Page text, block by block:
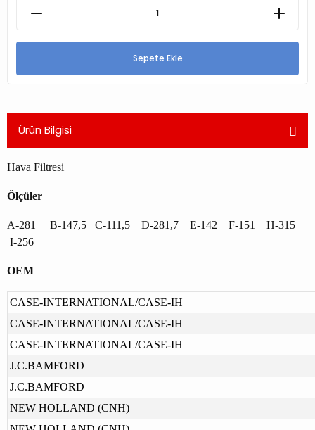
Sepete Ekle
Ürün Bilgisi
Hava Filtresi
Ölçüler
A-281 B-147,5 C-111,5 D-281,7 E-142 F-151 H-315
I-256
OEM
CASE-INTERNATIONAL/CASE-IH
CASE-INTERNATIONAL/CASE-IH
CASE-INTERNATIONAL/CASE-IH
J.C.BAMFORD
J.C.BAMFORD
NEW HOLLAND (CNH)